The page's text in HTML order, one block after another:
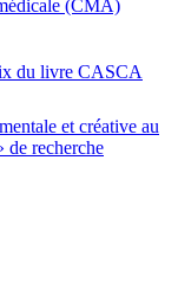
(CMA)
du livre CASCA
et créative au
de recherche